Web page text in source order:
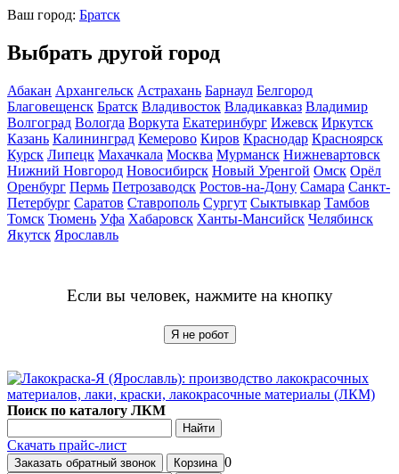
Ваш город: Братск
Выбрать другой город
Абакан Архангельск Астрахань Барнаул Белгород
Благовещенск Братск Владивосток Владикавказ Владимир
Волгоград Вологда Воркута Екатеринбург Ижевск Иркутск
Казань Калининград Кемерово Киров Краснодар Красноярск
Курск Липецк Махачкала Москва Мурманск Нижневартовск
Нижний Новгород Новосибирск Новый Уренгой Омск Орёл
Оренбург Пермь Петрозаводск Ростов-на-Дону Самара Санкт-
Петербург Саратов Ставрополь Сургут Сыктывкар Тамбов
Томск Тюмень Уфа Хабаровск Ханты-Мансийск Челябинск
Якутск Ярославль
Если вы человек, нажмите на кнопку
Я не робот
Поиск по каталогу ЛКМ
Найти
Скачать прайс-лист
Заказать обратный звонок Корзина 0